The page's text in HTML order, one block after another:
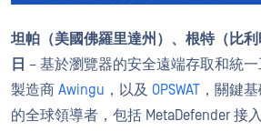
坦帕（美國佛羅里達州）、根特（比利
日 – 基於瀏覽器的安全遠端存取和統
製造商 Awingu ，以及 OPSWAT ，關鍵
的全球領導者，包括 MetaDefender 接